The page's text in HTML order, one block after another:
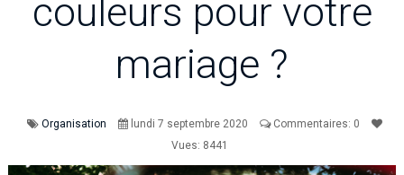
couleurs pour votre
mariage ?
Organisation lundi 7 septembre 2020
Commentaires: 0
Vues: 8441